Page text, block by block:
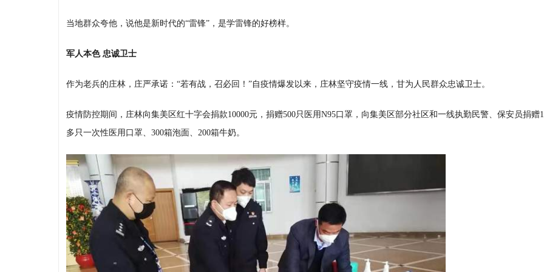
当地群众夸他，说他是新时代的“雷锋”，是学雷锋的好榜样。
军人本色 忠诚卫士
作为老兵的庄林，庄严承诺：“若有战，召必回！”自疫情爆发以来，庄林坚守疫情一线，甘为人民群众忠诚卫士。
疫情防控期间，庄林向集美区红十字会捐款10000元，捐赠500只医用N95口罩，向集美区部分社区和一线执勤民警、保安员捐赠
多只一次性医用口罩、300箱泡面、200箱牛奶。